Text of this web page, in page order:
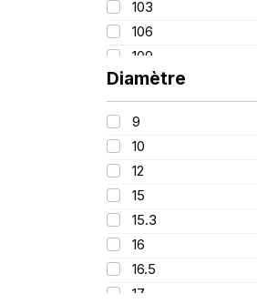
16.90
17.50
18.40
28X9
270
103
106
109
110
111
116
123
126/124
132
133/131
134
139
Diamètre
9
10
12
15
15.3
16
16.5
17